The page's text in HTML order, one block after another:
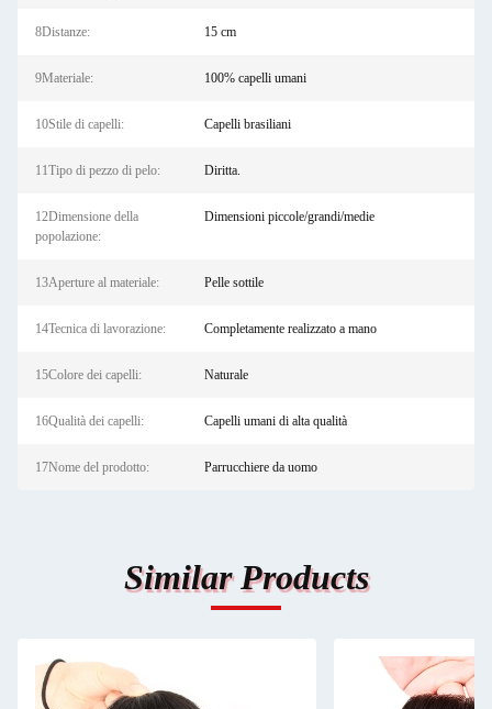
8Distanze: 15 cm
9Materiale: 100% capelli umani
10Stile di capelli: Capelli brasiliani
11Tipo di pezzo di pelo: Diritta.
12Dimensione della
popolazione:
Dimensioni piccole/grandi/medie
13Aperture al materiale: Pelle sottile
14Tecnica di lavorazione: Completamente realizzato a mano
15Colore dei capelli: Naturale
16Qualità dei capelli: Capelli umani di alta qualità
17Nome del prodotto: Parrucchiere da uomo
Similar Products